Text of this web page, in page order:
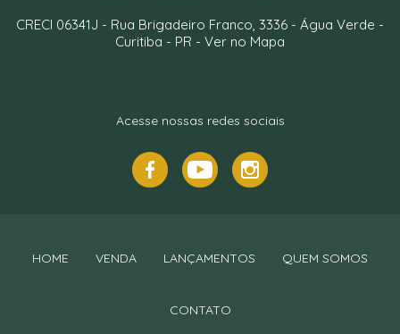
CRECI 06341J - Rua Brigadeiro Franco, 3336 - Água Verde -
Curitiba - PR - Ver no Mapa
Acesse nossas redes sociais
HOME VENDA LANÇAMENTOS QUEM SOMOS
CONTATO